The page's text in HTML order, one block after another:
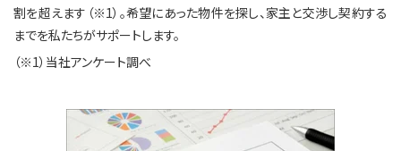
割を超えます（※1）。希望にあった物件を探し、家主と交渉し契約する
までを私たちがサポートします。
（※1）当社アンケート調べ